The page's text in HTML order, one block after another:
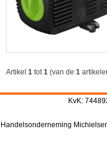
Artikel 1 tot 1 (van de 1
KvK:
Handelsonderneming